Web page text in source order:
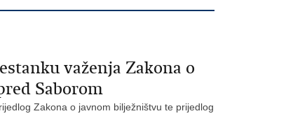
važenja Zakona o
Saborom
Zakona o javnom bilježništvu te prijedlog